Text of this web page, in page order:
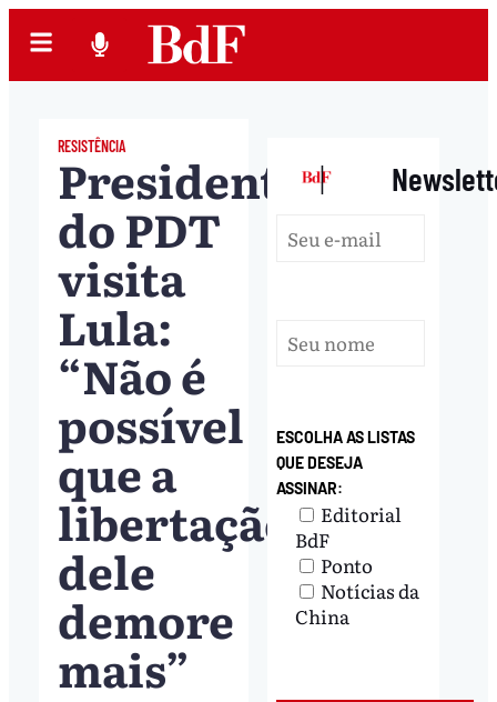
RESISTÊNCIA
Presidente
do PDT
visita
Lula:
“Não é
possível
que a
libertação
dele
demore
mais”
|
ESCOLHA AS LISTAS
QUE DESEJA
ASSINAR:
Editorial
BdF
Ponto
Notícias da
China